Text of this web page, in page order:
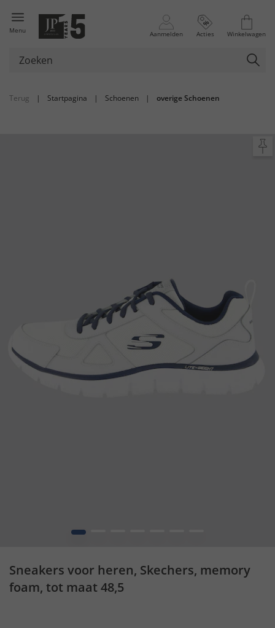
Menu Aanmelden Acties Winkelwagen
Terug | Startpagina | Schoenen | overige Schoenen
1
Sneakers voor heren, Skechers, memory
foam, tot maat 48,5